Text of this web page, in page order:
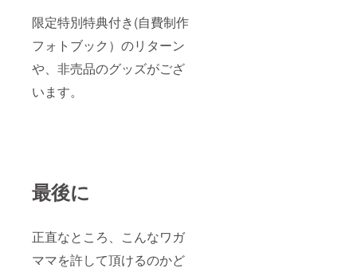
限定特別特典付き(自費制作
フォトブック）のリターン
や、非売品のグッズがござ
います。
最後に
正直なところ、こんなワガ
ママを許して頂けるのかど